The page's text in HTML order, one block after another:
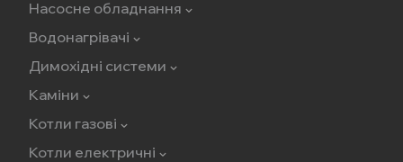
Насосне обладнання
Водонагрівачі
Димохідні системи
Каміни
Котли газові
Котли електричні